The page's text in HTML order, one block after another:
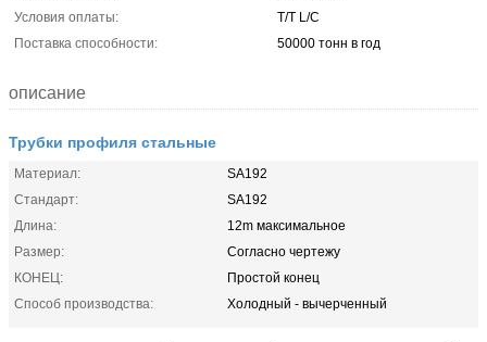
Условия оплаты:
T/T L/C
Поставка способности:
50000 тонн в год
описание
Трубки профиля стальные
Материал:
SA192
Стандарт:
SA192
Длина:
12m максимальное
Размер:
Согласно чертежу
КОНЕЦ:
Простой конец
Способ производства:
Холодный - вычерченный